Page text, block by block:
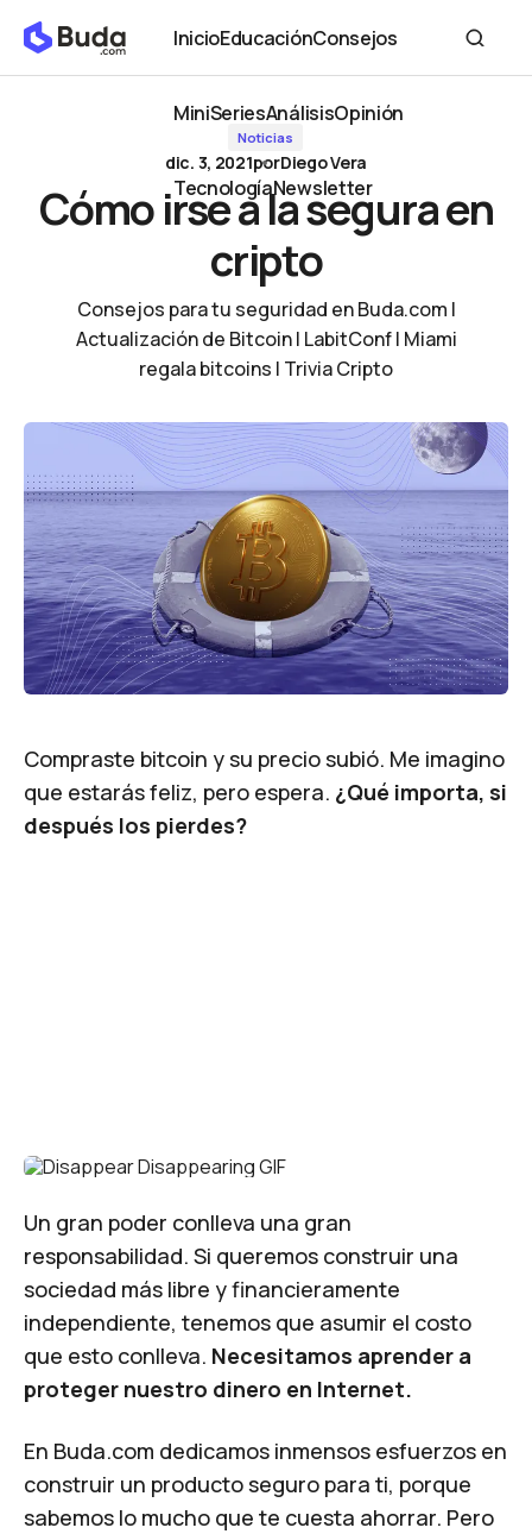
Inicio
Inicio
Educación
Educación
Consejos
Consejos
MiniSeries
MiniSeries
Análisis
Análisis
Opinión
Tecnología
Tecnología
Newsletter
Newsletter
Cómo irse a la segura en cripto
Noticias
dic. 3, 2021porDiego Vera
Cómo irse a la segura en
cripto
Consejos para tu seguridad en Buda.com |
Actualización de Bitcoin | LabitConf | Miami
regala bitcoins | Trivia Cripto
Compraste bitcoin y su precio subió. Me imagino
que estarás feliz, pero espera. ¿Qué importa, si
después los pierdes?
Un gran poder conlleva una gran
responsabilidad. Si queremos construir una
sociedad más libre y financieramente
independiente, tenemos que asumir el costo
que esto conlleva. Necesitamos aprender a
proteger nuestro dinero en Internet.
En Buda.com dedicamos inmensos esfuerzos en
construir un producto seguro para ti, porque
sabemos lo mucho que te cuesta ahorrar. Pero